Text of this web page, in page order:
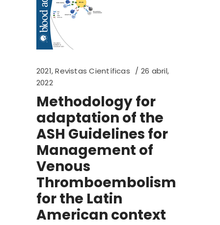
2021,Revistas Científicas
26 abril,
2022
Methodology for
adaptation of the
ASH Guidelines for
Management of
Venous
Thromboembolism
for the Latin
American context